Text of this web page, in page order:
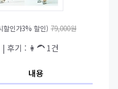
할인가3% 할인) 79,000원
후기 : 👩‍🦱 1건
내용